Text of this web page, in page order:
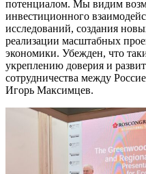
потенциалом. Мы видим
инвестиционного
исследований, создания
реализации масштабных
экономики. Убежден, что
укреплению доверия и
сотрудничества между
Игорь Максимцев.